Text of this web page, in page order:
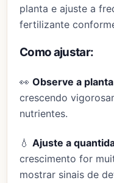
planta e ajuste a
fertilizante
Como ajustar:
👀 Observe a
crescendo
nutrientes.
💧 Ajuste a
crescimento for
mostrar sinais de